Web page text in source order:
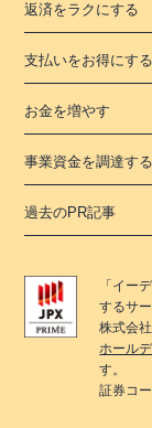
返済をラクにする
支払いをお得にする
お金を増やす
事業資金を調達する
過去のPR記事
「 イー
するサ
株式会
ホール
す。
証券コ